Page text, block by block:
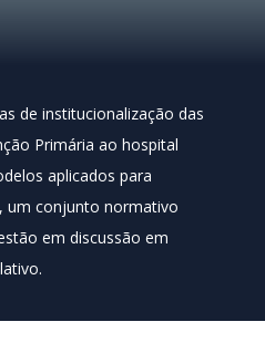
de institucionalização das
Primária ao hospital
aplicados para
um conjunto normativo
em discussão em